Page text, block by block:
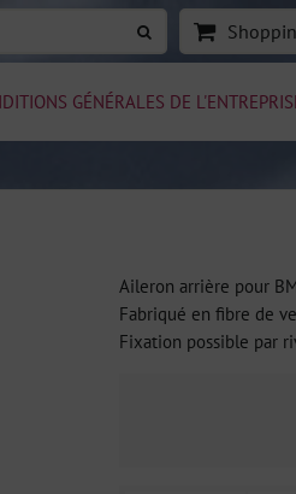
GÉNÉRALES DE
Aileron arrière pour
Fabriqué en fibre de
Fixation possible par